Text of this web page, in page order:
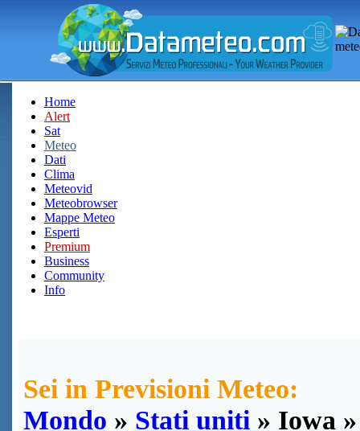
Home
Alert
Sat
Meteo
Dati
Clima
Meteovid
Meteobrowser
Mappe Meteo
Esperti
Premium
Business
Community
Info
Sei in Previsioni Meteo:
Mondo » Stati uniti » Iowa